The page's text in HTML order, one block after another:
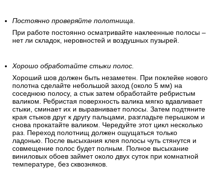
Постоянно проверяйте полотнища.
При работе постоянно осматривайте наклеенные полосы –
нет ли складок, неровностей и воздушных пузырей.
Хорошо обработайте стыки полос.
Хороший шов должен быть незаметен. При поклейке нового
полотна сделайте небольшой заход (около 5 мм) на
соседнюю полосу, а стык затем обработайте ребристым
валиком. Ребристая поверхность валика мягко вдавливает
стыки, сминает их и выравнивает полосы. Затем подтяните
края стыков друг к другу пальцами, разгладьте перышком и
снова прокатайте валиком. Чередуйте этот цикл несколько
раз. Переход полотнищ должен ощущаться только
ладонью. После высыхания клея полосы чуть стянутся и
совмещение полос будет полным. Полное высыхание
виниловых обоев займет около двух суток при комнатной
температуре, без сквозняков.